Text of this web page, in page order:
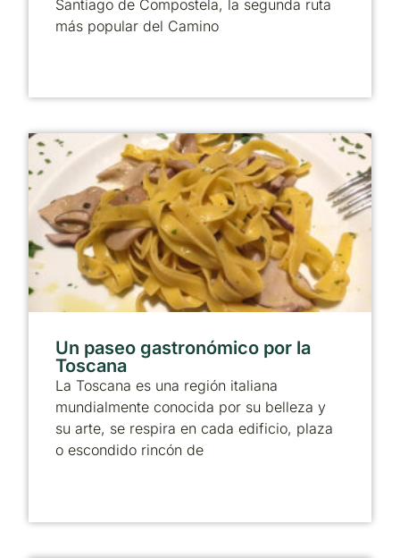
Santiago de Compostela, la segunda ruta
más popular del Camino
Un paseo gastronómico por la
Toscana
La Toscana es una región italiana
mundialmente conocida por su belleza y
su arte, se respira en cada edificio, plaza
o escondido rincón de